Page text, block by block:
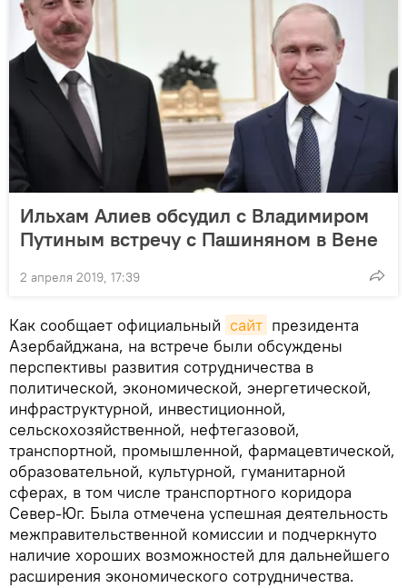
Ильхам Алиев обсудил с Владимиром
Путиным встречу с Пашиняном в Вене
2 апреля 2019, 17:39
Как сообщает официальный сайт президента
Азербайджана, на встрече были обсуждены
перспективы развития сотрудничества в
политической, экономической, энергетической,
инфраструктурной, инвестиционной,
сельскохозяйственной, нефтегазовой,
транспортной, промышленной, фармацевтической,
образовательной, культурной, гуманитарной
сферах, в том числе транспортного коридора
Север-Юг. Была отмечена успешная деятельность
межправительственной комиссии и подчеркнуто
наличие хороших возможностей для дальнейшего
расширения экономического сотрудничества.